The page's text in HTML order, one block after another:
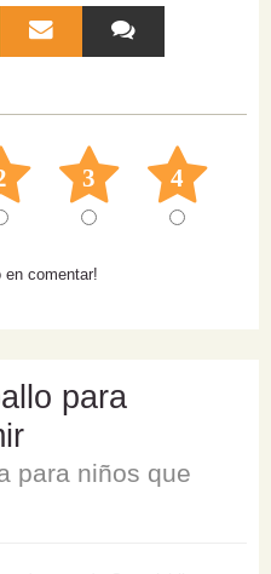
3 4
en comentar!
para
para niños que